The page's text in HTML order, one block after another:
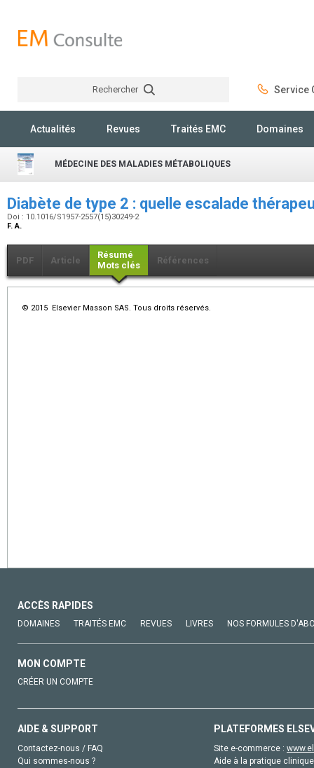
Rechercher Service
Actualités Revues Traités EMC Domaines
MÉDECINE DES MALADIES MÉTABOLIQUES
Diabète de type 2 : quelle escalade
Doi : 10.1016/S1957-2557(15)30249-2
F. A.
PDF Article
Résumé
Mots clés
Références
© 2015 Elsevier Masson SAS. Tous droits réservés.
ACCÈS RAPIDES
DOMAINES TRAITÉS EMC REVUES LIVRES NOS FORMULES
MON COMPTE
CRÉER UN COMPTE
AIDE & SUPPORT
Contactez-nous / FAQ
Qui sommes-nous ?
PLATEFORMES
Site e-commerce :
Aide à la pratique